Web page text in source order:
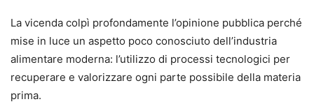
La vicenda colpì profondamente l’opinione pubblica perché
mise in luce un aspetto poco conosciuto dell’industria
alimentare moderna: l’utilizzo di processi tecnologici per
recuperare e valorizzare ogni parte possibile della materia
prima.